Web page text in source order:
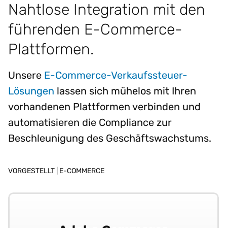
Nahtlose Integration mit den
führenden E-Commerce-
Plattformen.
Unsere E-Commerce-Verkaufssteuer-
Lösungen lassen sich mühelos mit Ihren
vorhandenen Plattformen verbinden und
automatisieren die Compliance zur
Beschleunigung des Geschäftswachstums.
VORGESTELLT | E-COMMERCE